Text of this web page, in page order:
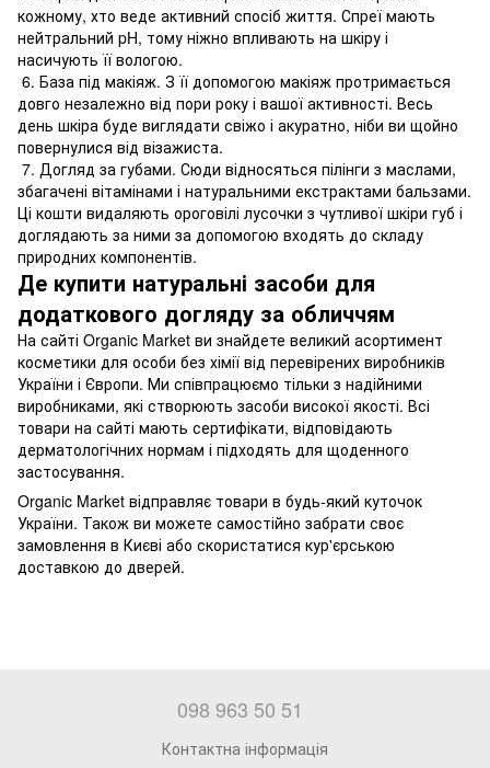
кожному, хто веде активний спосіб життя. Спреї мають
нейтральний pH, тому ніжно впливають на шкіру і
насичують її вологою.
6. База під макіяж. З її допомогою макіяж протримається
довго незалежно від пори року і вашої активності. Весь
день шкіра буде виглядати свіжо і акуратно, ніби ви щойно
повернулися від візажиста.
7. Догляд за губами. Сюди відносяться пілінги з маслами,
збагачені вітамінами і натуральними екстрактами бальзами.
Ці кошти видаляють ороговілі лусочки з чутливої ​​шкіри губ і
доглядають за ними за допомогою входять до складу
природних компонентів.
Де купити натуральні засоби для
додаткового догляду за обличчям
На сайті Organic Market ви знайдете великий асортимент
косметики для особи без хімії від перевірених виробників
України і Європи. Ми співпрацюємо тільки з надійними
виробниками, які створюють засоби високої якості. Всі
товари на сайті мають сертифікати, відповідають
дерматологічних нормам і підходять для щоденного
застосування.
Organic Market відправляє товари в будь-який куточок
України. Також ви можете самостійно забрати своє
замовлення в Києві або скористатися кур'єрською
доставкою до дверей.
098 963 50 51
Контактна інформація